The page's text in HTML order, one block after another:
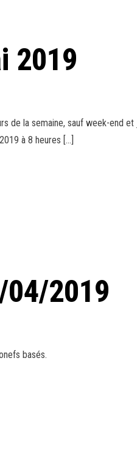
2019
de la semaine, sauf week-end et
à 8 heures […]
04/2019
basés.